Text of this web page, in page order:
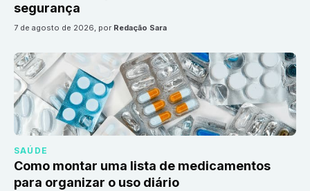
segurança
7 de agosto de 2026, por Redação Sara
SAÚDE
Como montar uma lista de medicamentos
para organizar o uso diário